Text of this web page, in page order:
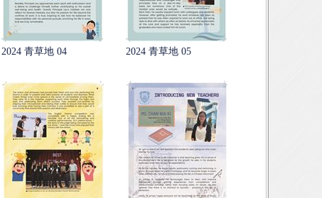
2024 青草地 04 2024 青草地 05